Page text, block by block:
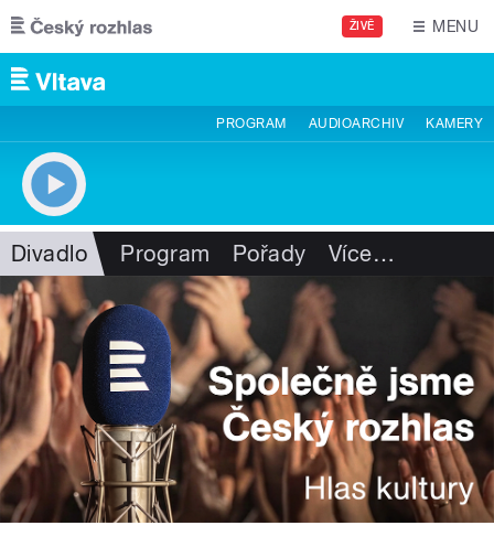
Přejít k hlavnímu obsahu
ŽIVĚ MENU
PROGRAM AUDIOARCHIV KAMERY
Divadlo Program Pořady Více…